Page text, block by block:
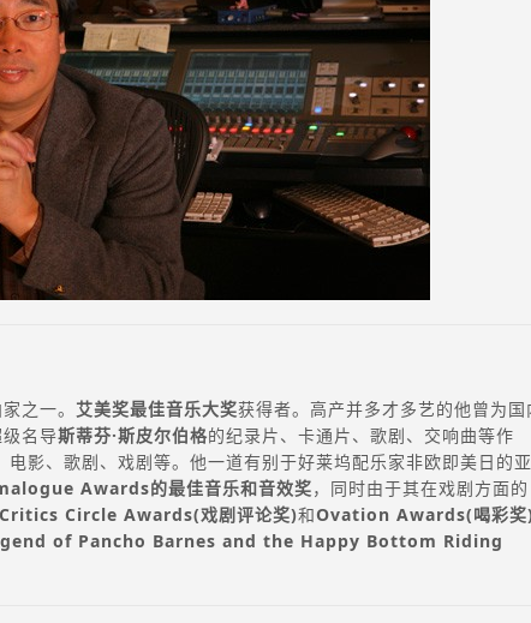
之一。 艾美奖最佳音乐大奖获得者。高产并多才多艺的他曾为国
名导斯蒂芬·斯皮尔伯格的纪录片、卡通片、歌剧、交响曲等作
影、歌剧、戏剧等。他一道有别于好莱坞配乐家非欧即美日的亚
Awards的最佳音乐和音效奖，同时由于其在戏剧方面的
Circle Awards(戏剧评论奖)和Ovation Awards(喝彩奖
of Pancho Barnes and the Happy Bottom Riding